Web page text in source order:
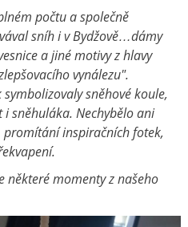
počtu a společně
sníh i v Bydžově…dámy
a jiné motivy z hlavy
vynálezu".
sněhové koule,
sněhuláka. Nechybělo ani
promítání inspiračních fotek,
některé momenty z našeho